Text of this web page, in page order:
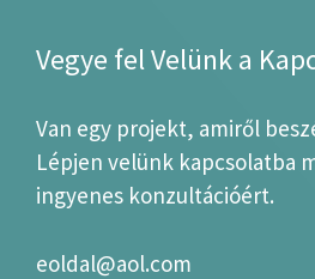
Vegye fel Velünk a
Van egy projekt, amiről
Lépjen velünk kapcsolatba
ingyenes konzultációért.
eoldal@aol.com